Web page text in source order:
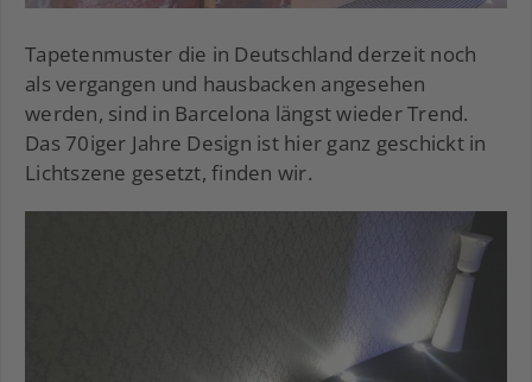
Tapetenmuster die in Deutschland derzeit noch
als vergangen und hausbacken angesehen
werden, sind in Barcelona längst wieder Trend.
Das 70iger Jahre Design ist hier ganz geschickt in
Lichtszene gesetzt, finden wir.